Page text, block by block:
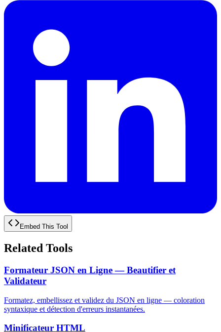
Embed This Tool
Related Tools
Formateur JSON en Ligne — Beautifier et
Validateur
Formatez, embellissez et validez du JSON en ligne — coloration
syntaxique et détection d'erreurs instantanées.
Minificateur HTML